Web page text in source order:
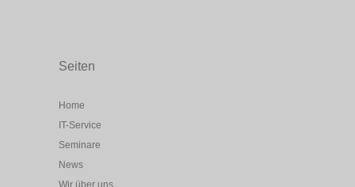
Seiten
Home
IT-Service
Seminare
News
Wir über uns